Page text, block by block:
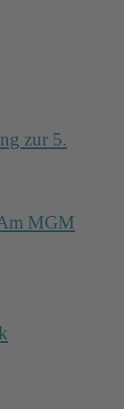
zur 5.
MGM